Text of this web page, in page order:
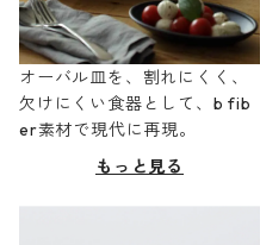
オーバル皿を、割れにくく、
欠けにくい食器として、b fib
er素材で現代に再現。
もっと見る